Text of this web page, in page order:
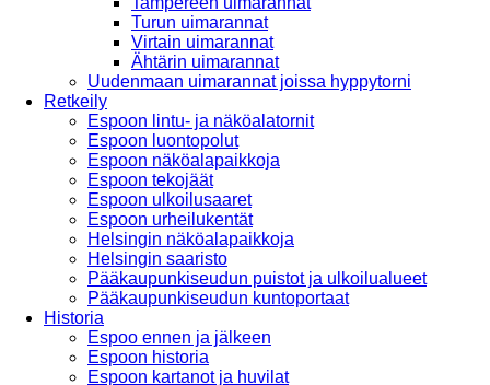
Turun uimarannat
Virtain uimarannat
Ähtärin uimarannat
Uudenmaan uimarannat joissa hyppytorni
Retkeily
Espoon lintu- ja näköalatornit
Espoon luontopolut
Espoon näköalapaikkoja
Espoon tekojäät
Espoon ulkoilusaaret
Espoon urheilukentät
Helsingin näköalapaikkoja
Helsingin saaristo
Pääkaupunkiseudun puistot ja ulkoilualueet
Pääkaupunkiseudun kuntoportaat
Historia
Espoo ennen ja jälkeen
Espoon historia
Espoon kartanot ja huvilat